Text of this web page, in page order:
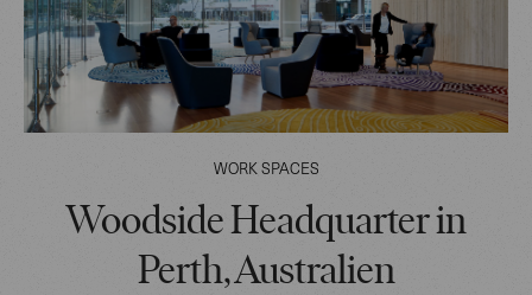
WORK SPACES
Woodside Headquarter in
Perth, Australien